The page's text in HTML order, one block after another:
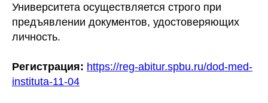
Университета осуществляется строго при
предъявлении документов, удостоверяющих
личность.
Регистрация: https://reg-abitur.spbu.ru/dod-med-
instituta-11-04